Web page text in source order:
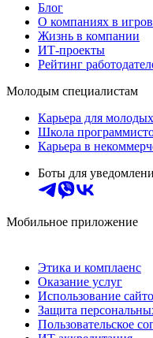
Блог
О компаниях в
Жизнь в компании
ИТ-проекты
Рейтинг
Молодым специалистам
Карьера для
Школа
Карьера в
Боты для
Мобильное приложение
Этика и комплаенс
Оказание услуг
Использование
Защита
Пользовательское